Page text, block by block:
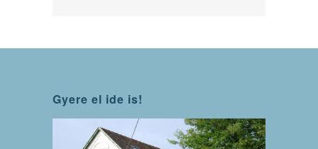
Gyere el ide is!